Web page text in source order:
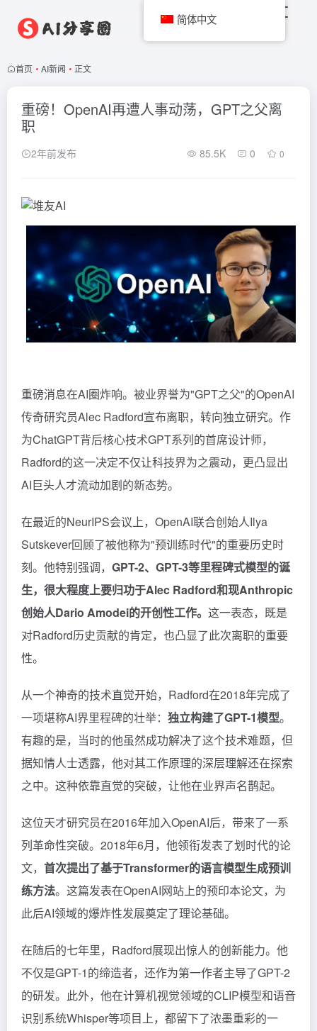
首页 • AI新闻 • 正文
重磅！OpenAI再遭人事动荡，GPT之父离
职
2年前发布 85.5K 0 0
重磅消息在AI圈炸响。被业界誉为"GPT之父"的OpenAI
传奇研究员Alec Radford宣布离职，转向独立研究。作
为ChatGPT背后核心技术GPT系列的首席设计师，
Radford的这一决定不仅让科技界为之震动，更凸显出
AI巨头人才流动加剧的新态势。
在最近的NeurIPS会议上，OpenAI联合创始人Ilya
Sutskever回顾了被他称为"预训练时代"的重要历史时
刻。他特别强调， GPT-2、GPT-3等里程碑式模型的诞
生，很大程度上要归功于Alec Radford和现Anthropic
创始人Dario Amodei的开创性工作。 这一表态，既是
对Radford历史贡献的肯定，也凸显了此次离职的重要
性。
从一个神奇的技术直觉开始，Radford在2018年完成了
一项堪称AI界里程碑的壮举： 独立构建了GPT-1模型。
有趣的是，当时的他虽然成功解决了这个技术难题，但
据知情人士透露，他对其工作原理的深层理解还在探索
之中。这种依靠直觉的突破，让他在业界声名鹊起。
这位天才研究员在2016年加入OpenAI后，带来了一系
列革命性突破。2018年6月，他领衔发表了划时代的论
文， 首次提出了基于Transformer的语言模型生成预训
练方法。这篇发表在OpenAI网站上的预印本论文，为
此后AI领域的爆炸性发展奠定了理论基础。
在随后的七年里，Radford展现出惊人的创新能力。他
不仅是GPT-1的缔造者，还作为第一作者主导了GPT-2
的研发。此外，他在计算机视觉领域的CLIP模型和语音
识别系统Whisper等项目上，都留下了浓墨重彩的一
简体中文